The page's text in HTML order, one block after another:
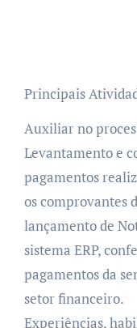
Principais
Auxiliar no
Levantamento e
pagamentos
os comprovantes
lançamento de
sistema ERP,
pagamentos da
setor financeiro.
Experiências,